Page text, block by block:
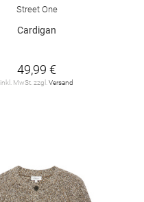
Street One
Cardigan
49,99 €
inkl. MwSt. zzgl.Versand